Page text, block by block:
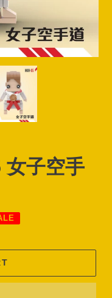
女子空手